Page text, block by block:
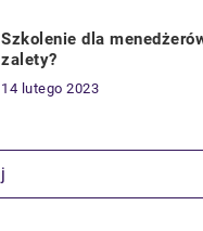
Szkolenie dla
zalety?
14 lutego 2023